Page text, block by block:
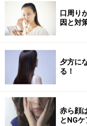
中指をお尻の方に向
2.背中を真っ直ぐに
に曲げていきます。
ヒジの曲げ伸ばしを
先ほどの図の上腕三
口周り
因と対
夕方に
る！
赤ら顔
とNG